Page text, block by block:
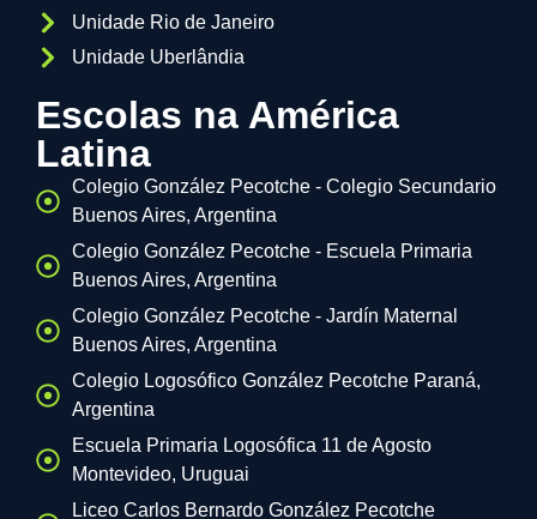
Unidade Rio de Janeiro
Unidade Uberlândia
Escolas na América
Latina
Colegio González Pecotche - Colegio Secundario
Buenos Aires, Argentina
Colegio González Pecotche - Escuela Primaria
Buenos Aires, Argentina
Colegio González Pecotche - Jardín Maternal
Buenos Aires, Argentina
Colegio Logosófico González Pecotche Paraná,
Argentina
Escuela Primaria Logosófica 11 de Agosto
Montevideo, Uruguai
Liceo Carlos Bernardo González Pecotche